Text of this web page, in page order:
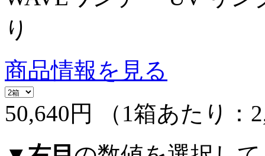
り
商品情報を見る
50,640円
（1箱あたり：